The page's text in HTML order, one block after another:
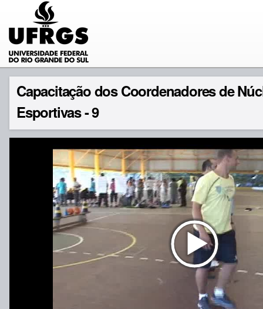
Capacitação dos Coordenadores de
Esportivas - 9